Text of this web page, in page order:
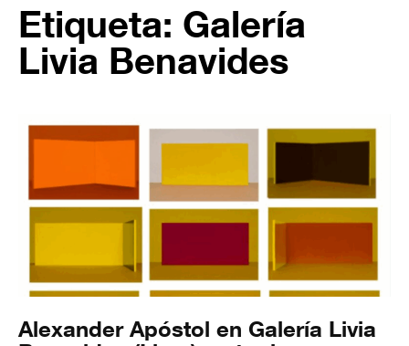
Etiqueta: Galería
Livia Benavides
Alexander Apóstol en Galería Livia